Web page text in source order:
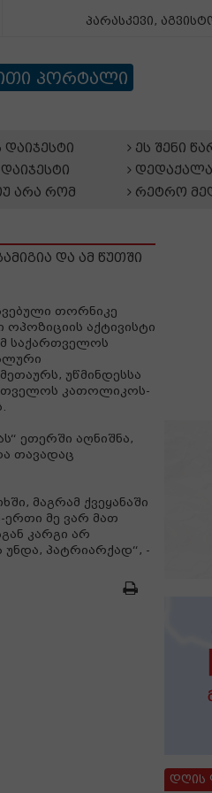
პარასკევი,
პორტალი
დაიჯესტი
არა რომ
ეს შენი
რეტრო
და ამ წუთში
თორნიკე
აქტივისტი
საქართველოს
უწმინდესსა
კათოლიკოს-
ეთერში აღნიშნა,
თავადაც
მაგრამ ქვეყანაში
ერთი მე ვარ მათ
კარგი არ
უნდა, პატრიარქად“, -
დღის